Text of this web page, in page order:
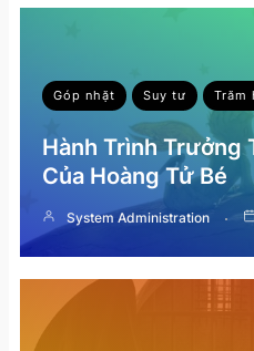
Góp nhặt Suy tư Trăm
Hành Trình Trưởng
Của Hoàng Tử Bé
System Administration